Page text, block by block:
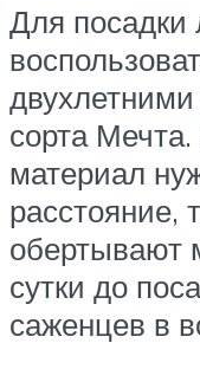
Для посадки
сорта
материал
расстояние,
обертывают
сутки до
саженцев в